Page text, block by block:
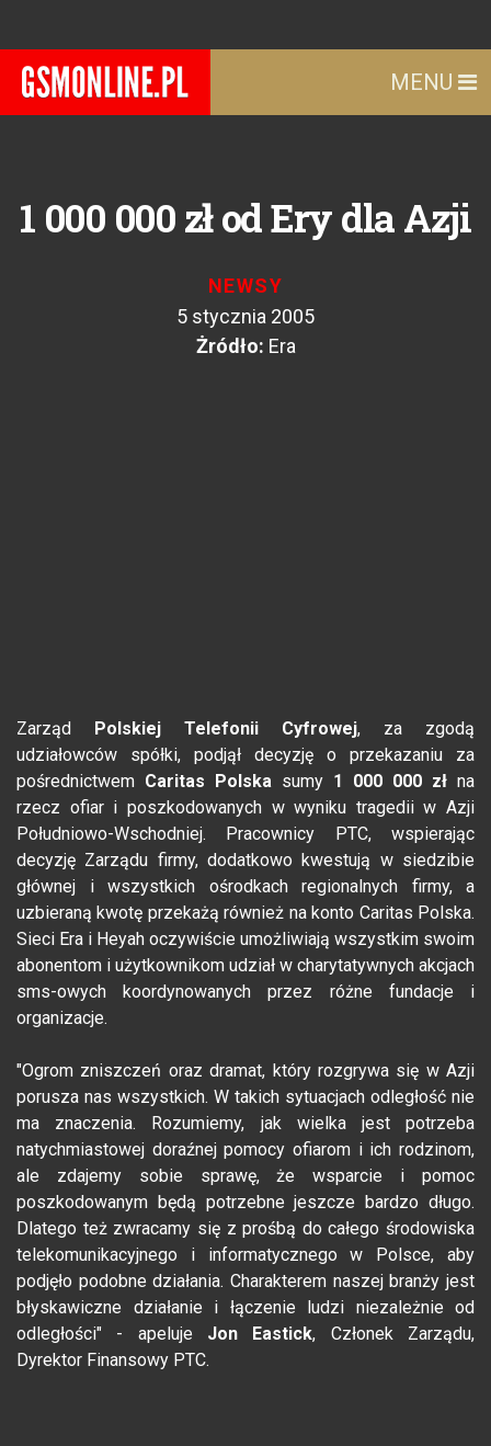
MENU
1 000 000 zł od Ery dla Azji
NEWSY
5 stycznia 2005
Żródło: Era
Zarząd Polskiej Telefonii Cyfrowej, za zgodą
udziałowców spółki, podjął decyzję o przekazaniu za
pośrednictwem Caritas Polska sumy 1 000 000 zł na
rzecz ofiar i poszkodowanych w wyniku tragedii w Azji
Południowo-Wschodniej. Pracownicy PTC, wspierając
decyzję Zarządu firmy, dodatkowo kwestują w siedzibie
głównej i wszystkich ośrodkach regionalnych firmy, a
uzbieraną kwotę przekażą również na konto Caritas Polska.
Sieci Era i Heyah oczywiście umożliwiają wszystkim swoim
abonentom i użytkownikom udział w charytatywnych akcjach
sms-owych koordynowanych przez różne fundacje i
organizacje.
"Ogrom zniszczeń oraz dramat, który rozgrywa się w Azji
porusza nas wszystkich. W takich sytuacjach odległość nie
ma znaczenia. Rozumiemy, jak wielka jest potrzeba
natychmiastowej doraźnej pomocy ofiarom i ich rodzinom,
ale zdajemy sobie sprawę, że wsparcie i pomoc
poszkodowanym będą potrzebne jeszcze bardzo długo.
Dlatego też zwracamy się z prośbą do całego środowiska
telekomunikacyjnego i informatycznego w Polsce, aby
podjęło podobne działania. Charakterem naszej branży jest
błyskawiczne działanie i łączenie ludzi niezależnie od
odległości" - apeluje Jon Eastick, Członek Zarządu,
Dyrektor Finansowy PTC.